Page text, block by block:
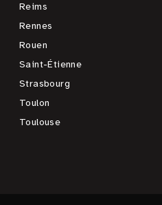
Reims
Rennes
Rouen
Saint-Étienne
Strasbourg
Toulon
Toulouse